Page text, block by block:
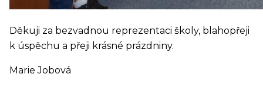
Děkuji za bezvadnou reprezentaci školy, blahopřeji
k úspěchu a přeji krásné prázdniny.
Marie Jobová